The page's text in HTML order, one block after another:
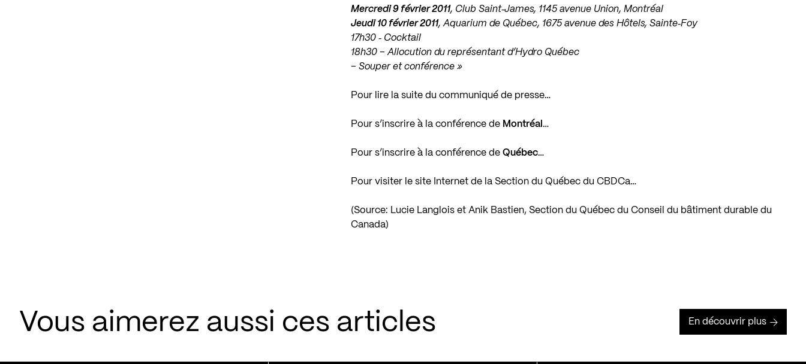
Mercredi 9 février 2011, Club Saint‐James, 1145 avenue Union, Montréal
Jeudi 10 février 2011, Aquarium de Québec, 1675 avenue des Hôtels, Sainte‐Foy
17h30 ‐ Cocktail
18h30 – Allocution du représentant d’Hydro Québec
– Souper et conférence »
Pour lire la suite du communiqué de presse…
Pour s’inscrire à la conférence de Montréal …
Pour s’inscrire à la conférence deQuébec…
Pour visiter le site Internet de la Section du Québec du CBDCa…
(Source: Lucie Langlois et Anik Bastien, Section du Québec du Conseil du bâtiment durable du
Canada)
Vous aimerez aussi ces articles En découvrir plus